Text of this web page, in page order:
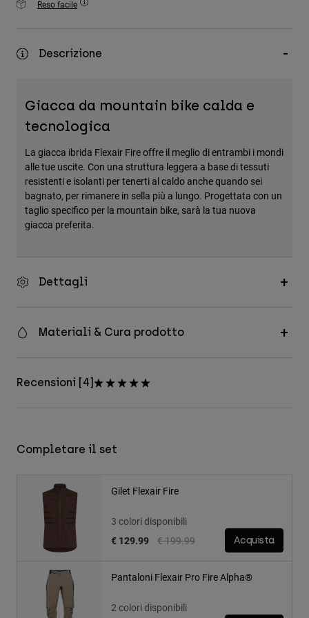
Accessori
Borse e zaini
Vedi tutto
Reso facile
Descrizione
Giacca da mountain bike calda e
tecnologica
La giacca ibrida Flexair Fire offre il meglio di entrambi i mondi
alle tue uscite. Con una struttura leggera a base di tessuti
resistenti e isolanti per tenerti al caldo anche quando sei
bagnato, per rimanere in sella più a lungo. Progettata con un
taglio specifico per la mountain bike, sarà la tua nuova
giacca preferita.
Dettagli
Materiali & Cura prodotto
Recensioni [4]
Completare il set
Gilet Flexair Fire
3 colori disponibili
Price reduced from
€ 199.99to
€ 129.99 Acquista
Pantaloni Flexair Pro Fire Alpha®
2 colori disponibili